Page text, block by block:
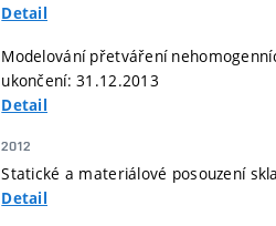
Detail
Modelování přetváření
ukončení: 31.12.2013
Detail
2012
Statické a materiálové posouzení
Detail